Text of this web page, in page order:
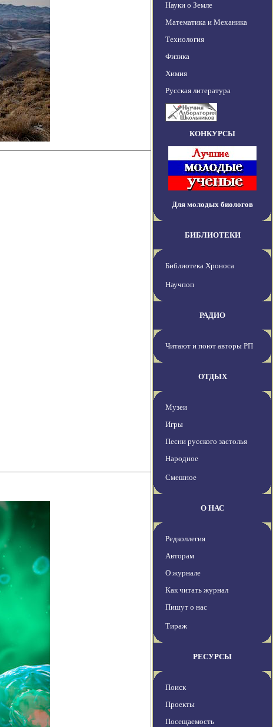
Науки о Земле
Математика и Механика
Технология
Физика
Химия
Русская литература
КОНКУРСЫ
Для молодых биологов
БИБЛИОТЕКИ
Библиотека Хроноса
Научпоп
РАДИО
Читают и поют авторы РП
ОТДЫХ
Музеи
Игры
Песни русского застолья
Народное
Смешное
О НАС
Редколлегия
Авторам
О журнале
Как читать журнал
Пишут о нас
Тираж
РЕСУРСЫ
Поиск
Проекты
Посещаемость